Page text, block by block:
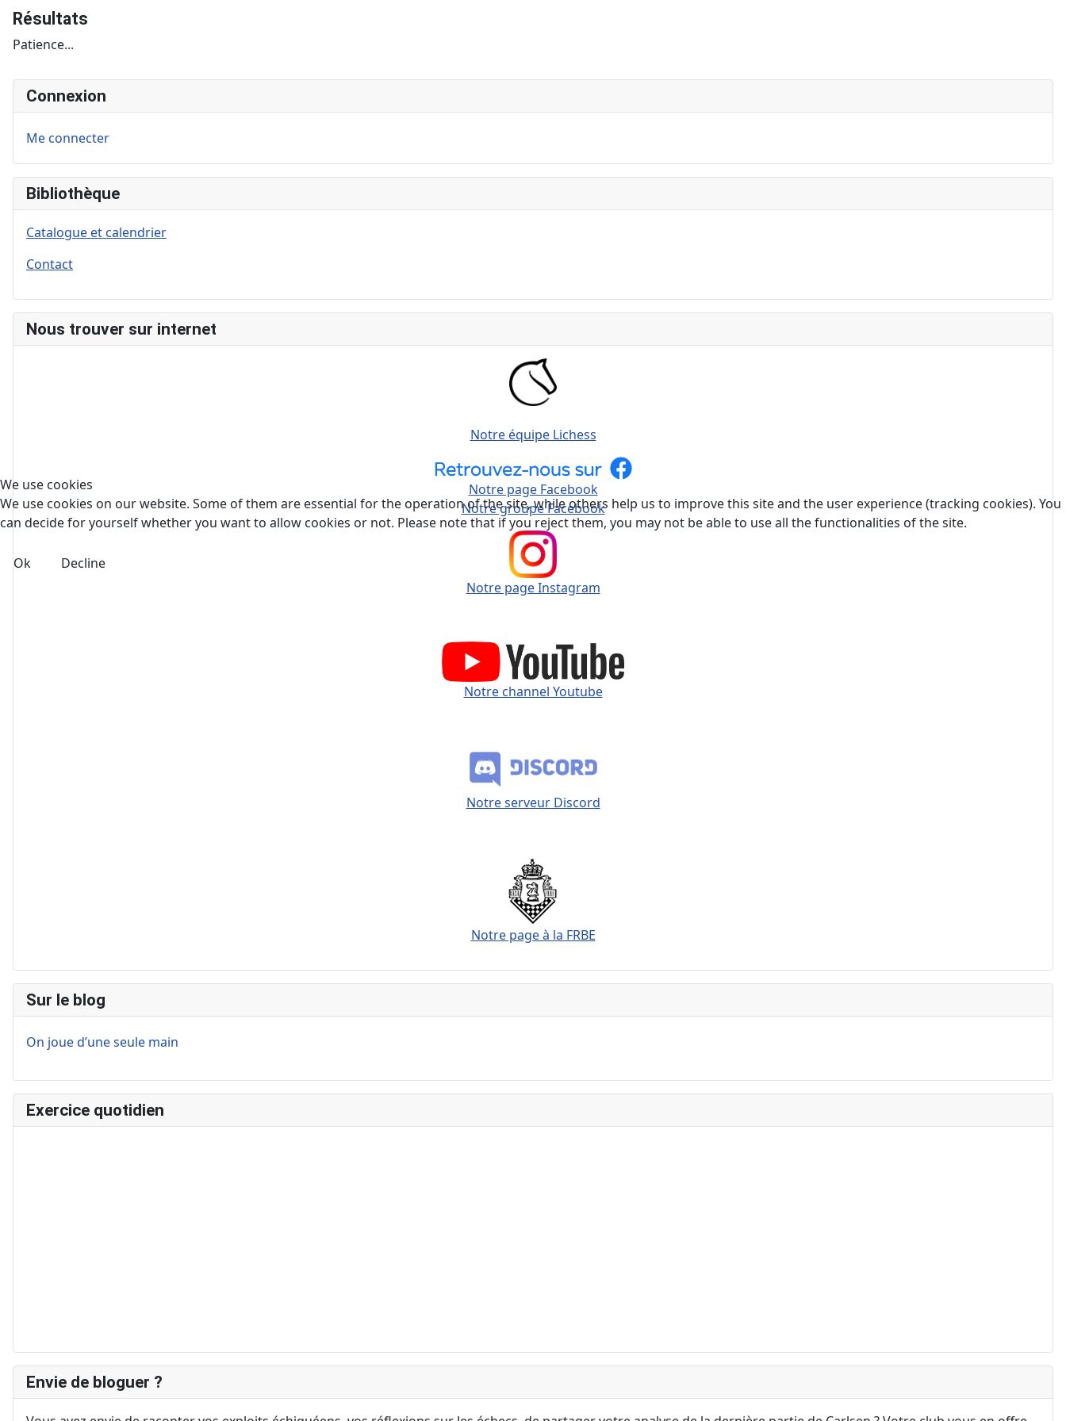
Résultats
Patience...
Connexion
Me connecter
Bibliothèque
Catalogue et calendrier
Contact
Nous trouver sur internet
Notre équipe Lichess
Notre page Facebook
Notre groupe Facebook
Notre page Instagram
Notre channel Youtube
Notre serveur Discord
Notre page à la FRBE
Sur le blog
On joue d’une seule main
Exercice quotidien
Envie de bloguer ?
We use cookies
We use cookies on our website. Some of them are essential for the operation of the site, while others help us to improve this site and the user experience (tracking cookies). You
can decide for yourself whether you want to allow cookies or not. Please note that if you reject them, you may not be able to use all the functionalities of the site.
Ok Decline